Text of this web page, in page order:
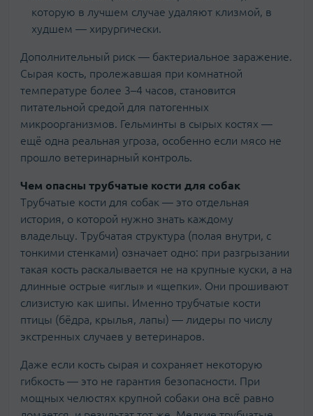
которую в лучшем случае удаляют клизмой, в
худшем — хирургически.
Дополнительный риск — бактериальное заражение.
Сырая кость, пролежавшая при комнатной
температуре более 3–4 часов, становится
питательной средой для патогенных
микроорганизмов. Гельминты в сырых костях —
ещё одна реальная угроза, особенно если мясо не
прошло ветеринарный контроль.
Чем опасны трубчатые кости для собак
Трубчатые кости для собак — это отдельная
история, о которой нужно знать каждому
владельцу. Трубчатая структура (полая внутри, с
тонкими стенками) означает одно: при разгрызании
такая кость раскалывается не на крупные куски, а на
длинные острые «иглы» и «щепки». Они прошивают
слизистую как шипы. Именно трубчатые кости
птицы (бёдра, крылья, лапы) — лидеры по числу
экстренных случаев у ветеринаров.
Даже если кость сырая и сохраняет некоторую
гибкость — это не гарантия безопасности. При
мощных челюстях крупной собаки она всё равно